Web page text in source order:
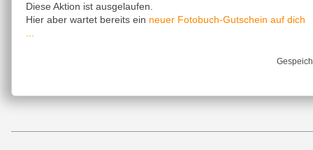
Diese Aktion ist ausgelaufen.
Hier aber wartet bereits ein neuer Fotobuch-Gutschein auf dich